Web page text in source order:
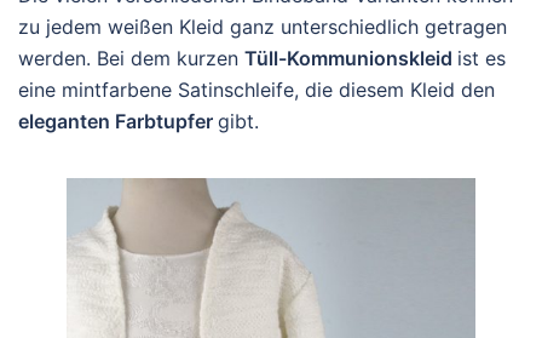
zu jedem weißen Kleid ganz unterschiedlich getragen
werden. Bei dem kurzen Tüll-Kommunionskleid ist es
eine mintfarbene Satinschleife, die diesem Kleid den
eleganten Farbtupfer gibt.